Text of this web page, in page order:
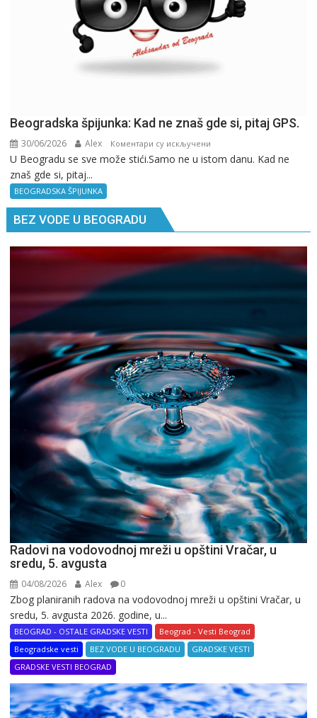
Beogradska špijunka: Kad ne znaš gde si, pitaj GPS.
30/06/2026 Alex Коментари су искључени
Beogradska
gde
si,
U Beogradu se sve može stići.Samo ne u istom danu. Kad ne
znaš gde si, pitaj...
BEOGRADSKA ŠPIJUNKA
BEZ VODE U BEOGRADU
Radovi na vodovodnoj mreži u opštini Vračar, u
sredu, 5. avgusta
04/08/2026 Alex 0
Zbog planiranih radova na vodovodnoj mreži u opštini Vračar, u
sredu, 5. avgusta 2026. godine, u...
BEOGRAD - OSTALE GRADSKE VESTI
Beograd - Vesti Beograd
Beogradske vesti
BEZ VODE U BEOGRADU
GRADSKE VESTI
GRADSKE VESTI BEOGRAD